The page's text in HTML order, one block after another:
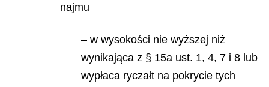
najmu
– w wysokości nie wyższej niż
wynikająca z § 15a ust. 1, 4, 7 i 8 lub
wypłaca ryczałt na pokrycie tych